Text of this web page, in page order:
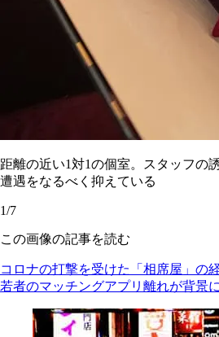
距離の近い1対1の個室。スタッフの
遭遇をなるべく抑えている
1/7
この画像の記事を読む
コロナの打撃を受けた「相席屋」の
若者のマッチングアプリ離れが背景に